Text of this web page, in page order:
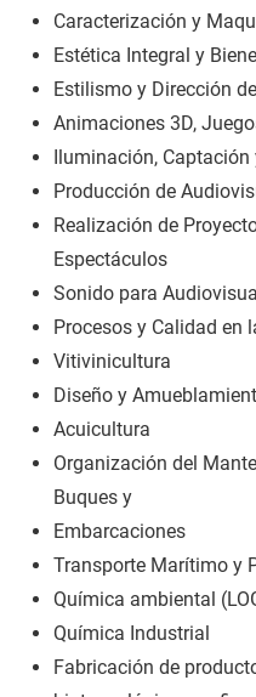
Caracterización y
Estética Integral y
Estilismo y Dirección
Animaciones 3D,
Iluminación,
Producción de
Realización de
Espectáculos
Sonido para
Procesos y Calidad en
Vitivinicultura
Diseño y
Acuicultura
Organización del
Buques y
Embarcaciones
Transporte Marítimo y
Química ambiental
Química Industrial
Fabricación de